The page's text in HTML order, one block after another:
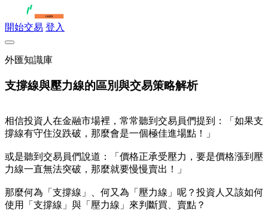
開始交易 登入
外匯知識庫
支撐線與壓力線的區別與交易策略解析
相信投資人在金融市場裡，常常聽到交易員們提到：「如果支
撐線有守住沒跌破，那麼會是一個極佳進場點！」
或是聽到交易員們說道：「價格正承受壓力，要是價格漲到壓
力線一直無法突破，那麼就要慢慢賣出！」
那麼何為「支撐線」、何又為「壓力線」呢？投資人又該如何
使用「支撐線」與「壓力線」來判斷買、賣點？